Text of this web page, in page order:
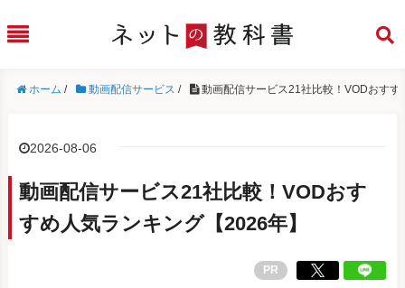
ホーム / 動画配信サービス / 動画配信サービス21社比較！VODおす
2026-08-06
動画配信サービス21社比較！VODおす
すめ人気ランキング【2026年】
PR